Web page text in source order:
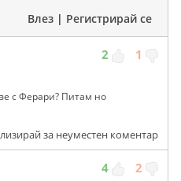
Влез | Регистрирай се
2 1
с Ферари? Питам но
за неуместен коментар
4 2